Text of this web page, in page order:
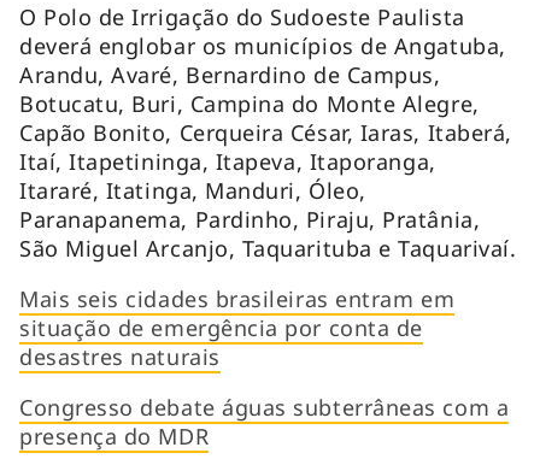
O Polo de Irrigação do Sudoeste Paulista
deverá englobar os municípios de Angatuba,
Arandu, Avaré, Bernardino de Campus,
Botucatu, Buri, Campina do Monte Alegre,
Capão Bonito, Cerqueira César, Iaras, Itaberá,
Itaí, Itapetininga, Itapeva, Itaporanga,
Itararé, Itatinga, Manduri, Óleo,
Paranapanema, Pardinho, Piraju, Pratânia,
São Miguel Arcanjo, Taquarituba e Taquarivaí.
Mais seis cidades brasileiras entram em
situação de emergência por conta de
desastres naturais
Congresso debate águas subterrâneas com a
presença do MDR